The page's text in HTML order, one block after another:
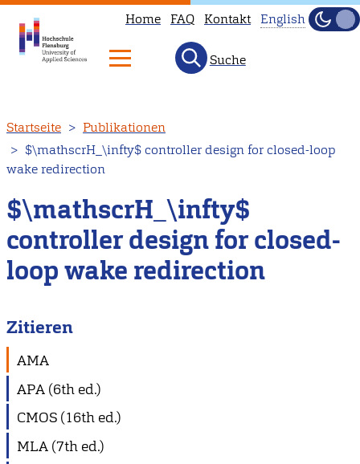
zum
Inhalt
Home FAQ Kontakt
available
to
English
Hell
Suche
Startseite
Publikationen
$\mathscrH_\infty$ controller design for closed-loop
wake redirection
$\mathscrH_\infty$
controller design for closed-
loop wake redirection
Zitieren
AMA
APA (6th ed.)
CMOS (16th ed.)
MLA (7th ed.)